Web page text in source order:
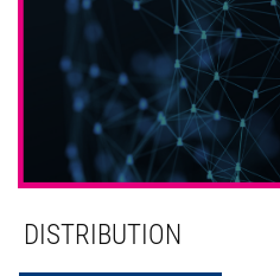
DISTRIBUTION